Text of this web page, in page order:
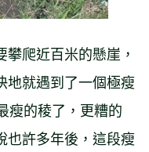
爬近百米的懸崖，
地就遇到了一個極瘦
瘦的稜了，更糟的
也許多年後，這段瘦